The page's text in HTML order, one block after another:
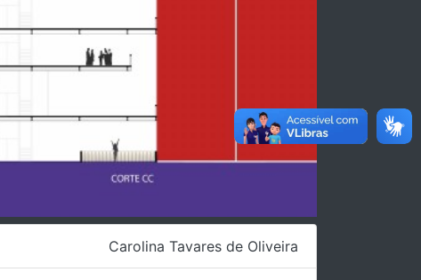
Carolina Tavares de Oliveira